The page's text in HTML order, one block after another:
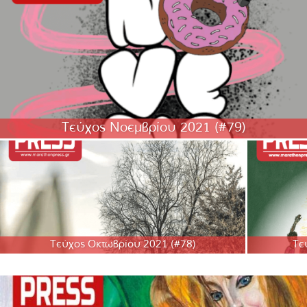
Τεύχος Νοεμβρίου 2021 (#79)
Τεύχος Οκτωβρίου 2021 (#78)